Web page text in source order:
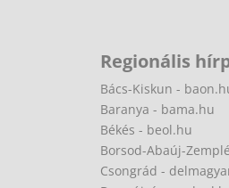
Regionális
Bács-Kiskun -
Baranya - bama.hu
Békés - beol.hu
Borsod-Abaúj-
Csongrád -